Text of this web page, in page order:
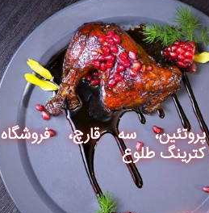
سه قارچ، فروشگاه
کترینگ طلوع